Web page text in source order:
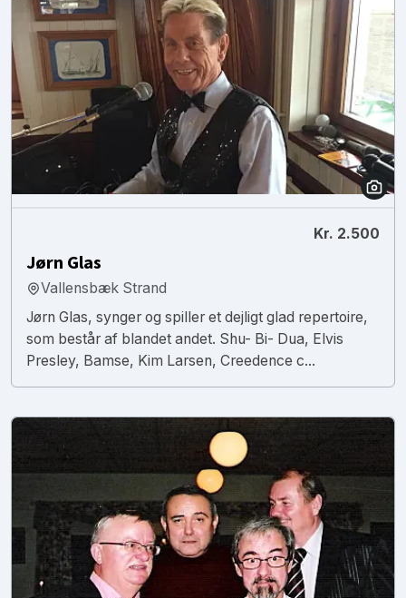
Kr. 2.500
Jørn Glas
Vallensbæk Strand
Jørn Glas, synger og spiller et dejligt glad repertoire,
som består af blandet andet. Shu- Bi- Dua, Elvis
Presley, Bamse, Kim Larsen, Creedence c...